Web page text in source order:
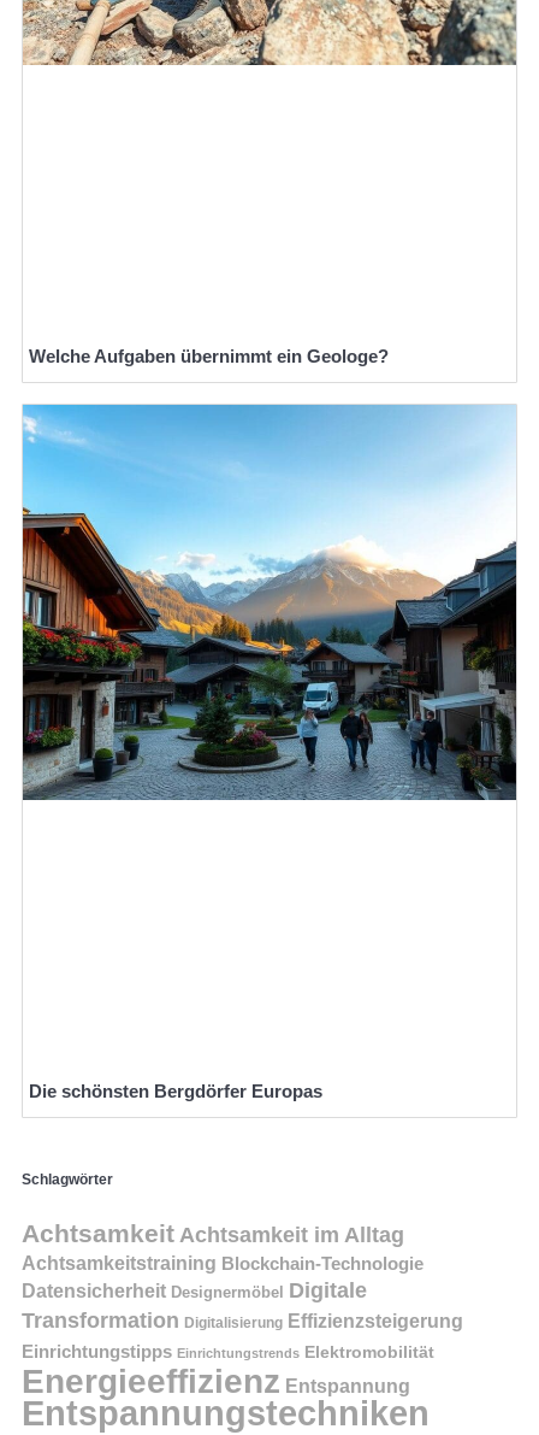
Welche Aufgaben übernimmt ein Geologe?
Die schönsten Bergdörfer Europas
Schlagwörter
Achtsamkeit Achtsamkeit im Alltag
Achtsamkeitstraining Blockchain-Technologie
Datensicherheit Designermöbel
Digitale
Transformation Digitalisierung Effizienzsteigerung
Einrichtungstipps Einrichtungstrends Elektromobilität
Energieeffizienz Entspannung
Entspannungstechniken